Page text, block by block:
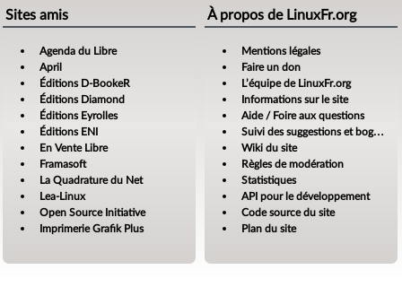
Sites amis
Agenda du Libre
April
Éditions D-BookeR
Éditions Diamond
Éditions Eyrolles
Éditions ENI
En Vente Libre
Framasoft
La Quadrature du Net
Lea-Linux
Open Source Initiative
Imprimerie Grafik Plus
À propos de LinuxFr.org
Mentions légales
Faire un don
L’équipe de LinuxFr.org
Informations sur le site
Aide / Foire aux questions
Suivi des suggestions et bogues
Wiki du site
Règles de modération
Statistiques
API pour le développement
Code source du site
Plan du site